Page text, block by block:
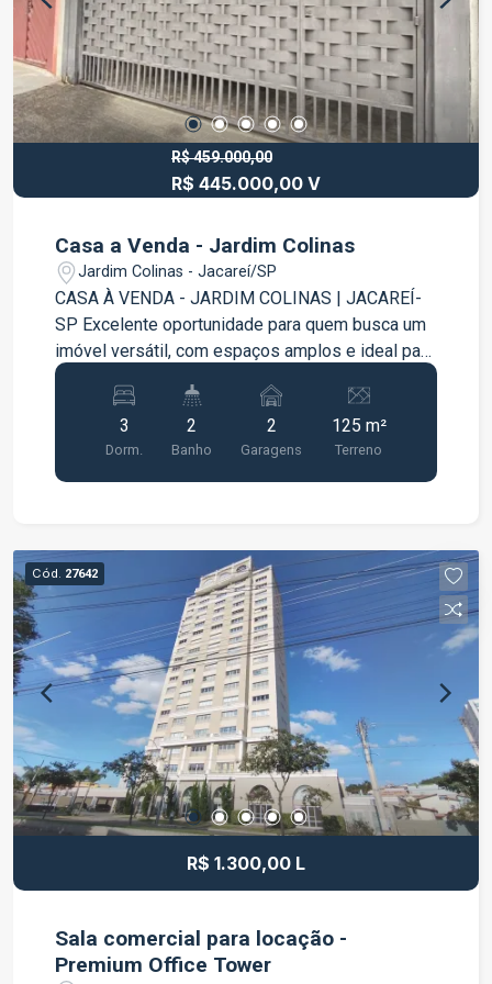
praticidade. Proprietário estuda troca por imóvel
em São José dos Campos ou Jacareí. Entre em
contato para mais informações e agende uma
visita para conhecer esta excelente oportunidade.
R$ 459.000,00
R$ 445.000,00 V
Casa a Venda - Jardim Colinas
Jardim Colinas - Jacareí/SP
CASA À VENDA - JARDIM COLINAS | JACAREÍ-
SP Excelente oportunidade para quem busca um
imóvel versátil, com espaços amplos e ideal para
famílias que desejam conforto ou até mesmo
para quem procura uma opção com duas
moradias independentes. Localizada no bairro
Jardim Colinas, em Jacareí, a casa oferece
ambientes bem distribuídos e ótimo
planejado e ar-condicionado Sala aconchegante
com ar-condicionado Cozinha com móveis
planejados 01 banheiro Pavimento Inferior: 01
quarto amplo Sala espaçosa Cozinha ampla 01
banheiro Área Externa: Lavanderia Espaço com
churrasqueira, ideal para reunir família e amigos
Excelente aproveitamento dos ambientes Um
imóvel diferenciado, perfeito para quem busca
conforto, praticidade e a possibilidade de
acomodar mais de uma família com privacidade.
Entre em contato para mais informações e
3
Dorm.
2
Banho
2
Garagens
125 m²
Terreno
Cód. 27642
R$ 1.300,00 L
Sala comercial para locação -
Premium Office Tower